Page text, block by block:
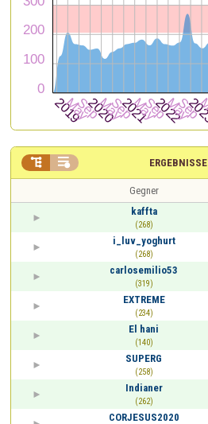
ERGEBNISSE
 
Gegner
kaffta
(268)
i_luv_yoghurt
(268)
carlosemilio53
(319)
EXTREME
(234)
El hani
(140)
SUPERG
(258)
Indianer
(262)
CORJESUS2020